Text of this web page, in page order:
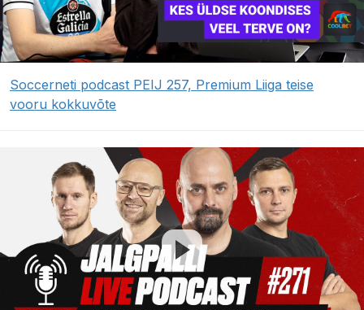
Soccerneti podcast PEIJ 257, Premium Liiga teise
vooru kokkuvõte